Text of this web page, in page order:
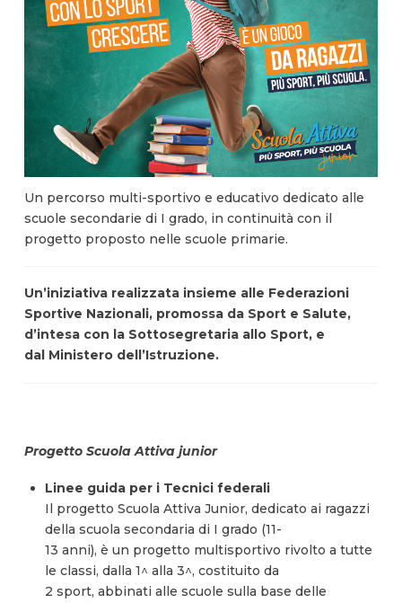
Un percorso multi-sportivo e educativo dedicato alle
scuole secondarie di I grado, in continuità con il
progetto proposto nelle scuole primarie.
Un’iniziativa realizzata insieme alle Federazioni
Sportive Nazionali, promossa da Sport e Salute,
d’intesa con la Sottosegretaria allo Sport, e
dal Ministero dell’Istruzione.
Progetto Scuola Attiva junior
Linee guida per i Tecnici federali
Il progetto Scuola Attiva Junior, dedicato ai ragazzi
della scuola secondaria di I grado (11-
13 anni), è un progetto multisportivo rivolto a tutte
le classi, dalla 1^ alla 3^, costituito da
2 sport, abbinati alle scuole sulla base delle